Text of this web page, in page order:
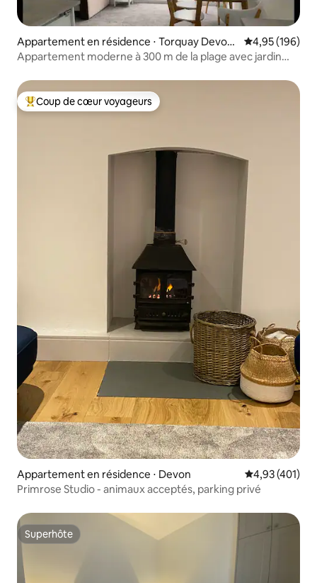
Appartement en résidence ⋅ Torquay Devon
TQ1 2EH
Évaluation
4,95 (196)
Appartement moderne à 300 m de la plage avec jardin
Coups de cœur voyageurs les plus appréciés
Coup de cœur voyageurs
Appartement en résidence ⋅ Devon Évaluation
4,93 (401)
Primrose Studio - animaux acceptés, parking privé
Superhôte
Superhôte